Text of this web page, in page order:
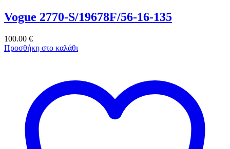
Vogue 2770-S/19678F/56-16-135
100.00 €
Προσθήκη στο καλάθι